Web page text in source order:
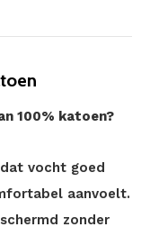
100% katoen?
vocht goed
aanvoelt.
zonder